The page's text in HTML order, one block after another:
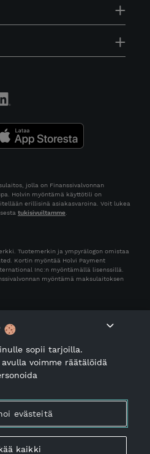
jolla on Finanssivalvonnan
Holvin myöntämä käyttötili on
erillisinä asiakasvaroina. Voit lukea
tukisivuiltamme
Tuotemerkin ja ympyrälogon omistaa
Kortin myöntää Holvi Payment
Inc:n myöntämällä lisenssillä.
myöntämä maksulaitoksen
sopii tarjoilla.
voimme räätälöidä
evästeitä
kaikki